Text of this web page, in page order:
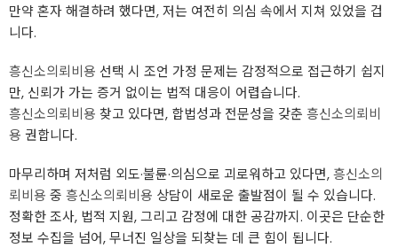
만약 혼자 해결하려 했다면, 저는 여전히 의심 속에서 지쳐 있었을 겁
니다.
흥신소의뢰비용 선택 시 조언 가정 문제는 감정적으로 접근하기 쉽지
만, 신뢰가 가는 증거 없이는 법적 대응이 어렵습니다.
흥신소의뢰비용 찾고 있다면, 합법성과 전문성을 갖춘 흥신소의뢰비
용 권합니다.
마무리하며 저처럼 외도·불륜·의심으로 괴로워하고 있다면,흥신소의
뢰비용 중 흥신소의뢰비용 상담이 새로운 출발점이 될 수 있습니다.
정확한 조사, 법적 지원, 그리고 감정에 대한 공감까지. 이곳은 단순한
정보 수집을 넘어, 무너진 일상을 되찾는 데 큰 힘이 됩니다.